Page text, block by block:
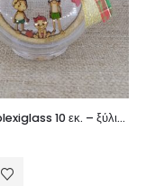
Μπάλα plexiglass 10 εκ. – ξύλινο στοιχείο (οικογένεια)